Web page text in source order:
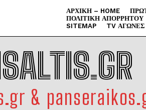
ΑΡΧΙΚΉ – HOME
ΠΟΛΙΤΙΚΉ ΑΠΟΡΡΉΤΟΥ
SITEMAP
TV ΑΓΏΝΕΣ
&